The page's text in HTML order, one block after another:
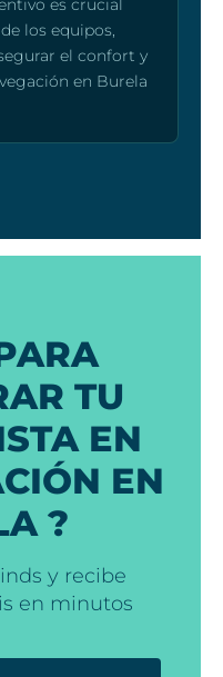
es crucial
los equipos,
el confort y
en Burela
TU
EN
EN
?
y recibe
en minutos